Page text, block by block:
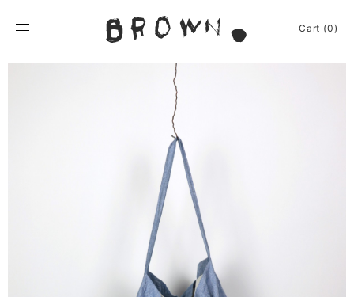
content
BROWN.
Shelf / Cabinet
Lamp
Other
Homeware
Cart (0)